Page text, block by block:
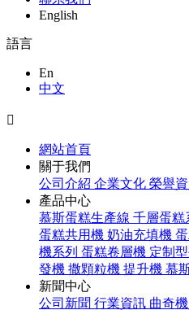
English
語言
En
中文

網站首頁
關于我們
公司介紹 企業文化 榮譽
產品中心
慕斯蛋糕生產線 千層蛋糕
蛋糕共用機 奶油充填機
機系列 蛋糕卷層機 定制
發機 撒顆粒機 提升機 慕
新聞中心
公司新聞 行業資訊 曲奇